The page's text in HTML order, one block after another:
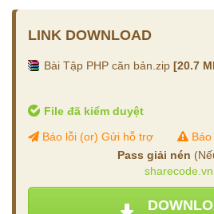
LINK DOWNLOAD
Bài Tập PHP căn bản.zip [20.7
File đã kiểm duyệt
Báo lỗi (or) Gửi hỗ trợ
Pass giải nén
sharecode.vn